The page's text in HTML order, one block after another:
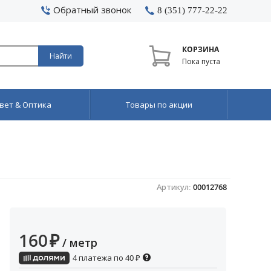
Обратный звонок 8 (351) 777-22-22
Найти
КОРЗИНА
Пока пуста
& Оптика Товары по акции
Артикул: 00012768
160₽ / метр
4 платежа по 40₽